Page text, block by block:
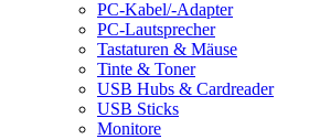
PC-Kabel/-Adapter
PC-Lautsprecher
Tastaturen & Mäuse
Tinte & Toner
USB Hubs & Cardreader
USB Sticks
Monitore